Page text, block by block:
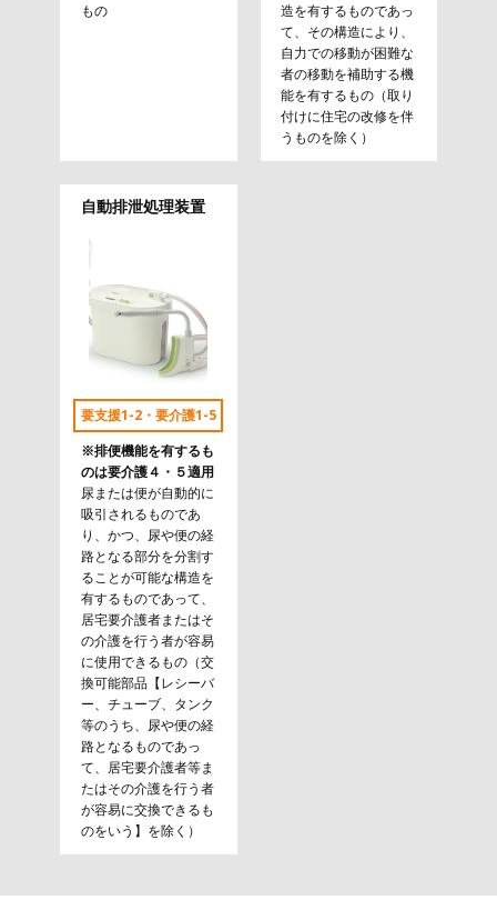
もの
造を有するものであっ
て、その構造により、
自力での移動が困難な
者の移動を補助する機
能を有するもの（取り
付けに住宅の改修を伴
うものを除く）
自動排泄処理装置
要支援1-2・要介護1-5
※排便機能を有するも
のは要介護４・５適用
尿または便が自動的に
吸引されるものであ
り、かつ、尿や便の経
路となる部分を分割す
ることが可能な構造を
有するものであって、
居宅要介護者またはそ
の介護を行う者が容易
に使用できるもの（交
換可能部品【レシーバ
ー、チューブ、タンク
等のうち、尿や便の経
路となるものであっ
て、居宅要介護者等ま
たはその介護を行う者
が容易に交換できるも
のをいう】を除く）